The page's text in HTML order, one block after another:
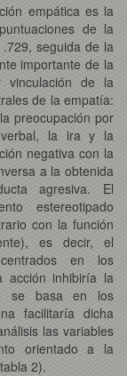
empática es la
de la
seguida de la
importante de la
de la
de la empatía:
preocupación por
la ira y la
negativa con la
a la obtenida
agresiva. El
estereotipado
con la función
es decir, el
en los
acción inhibiría la
se basa en los
facilitaría dicha
las variables
orientado a la
2).